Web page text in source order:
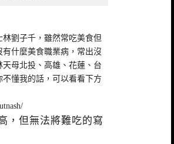
林劉子千，雖然常吃美食但
有什麼美食職業病，常出沒
天母北投、高雄、花蓮、台
不懂我的話，可以看看下方
，但無法將難吃的寫